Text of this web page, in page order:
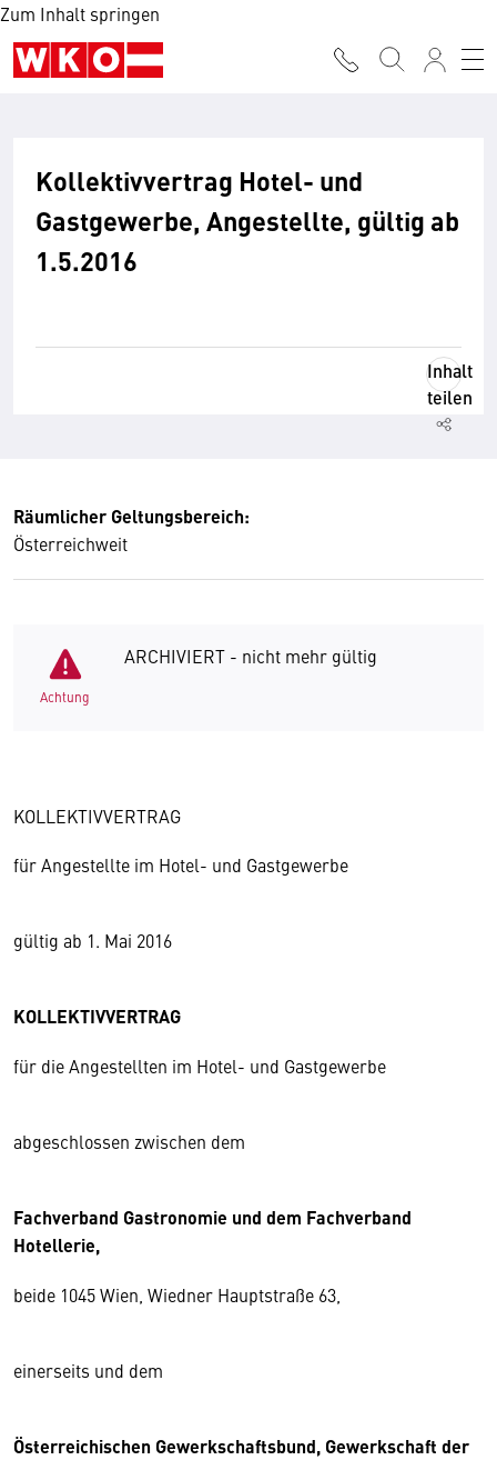
Zum Inhalt springen
Kollektivvertrag Hotel- und
Gastgewerbe, Angestellte, gültig ab
1.5.2016
Inhalt
teilen
Räumlicher Geltungsbereich:
Österreichweit
Achtung
ARCHIVIERT - nicht mehr gültig
KOLLEKTIVVERTRAG
für Angestellte im Hotel- und Gastgewerbe
gültig ab 1. Mai 2016
KOLLEKTIVVERTRAG
für die Angestellten im Hotel- und Gastgewerbe
abgeschlossen zwischen dem
Fachverband Gastronomie und dem Fachverband
Hotellerie,
beide 1045 Wien, Wiedner Hauptstraße 63,
einerseits und dem
Österreichischen Gewerkschaftsbund, Gewerkschaft der